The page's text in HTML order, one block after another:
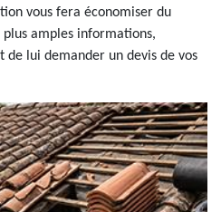
vous fera économiser du
plus amples informations,
de lui demander un devis de vos